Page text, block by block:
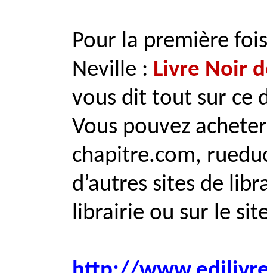
Pour la première
Neville : Livre Noir
vous dit tout sur ce
Vous pouvez
chapitre.com,
d’autres sites de
librairie ou sur le